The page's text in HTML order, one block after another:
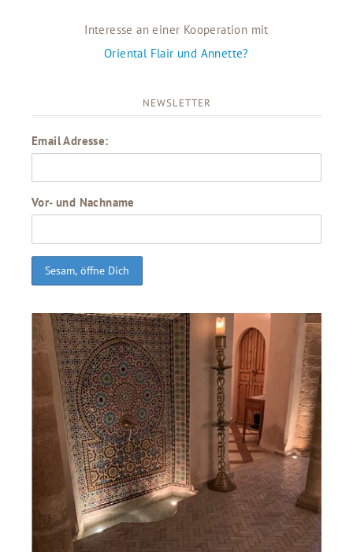
Interesse an einer Kooperation mit
Oriental Flair und Annette?
NEWSLETTER
Email Adresse:
Vor- und Nachname